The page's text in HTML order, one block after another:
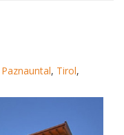
Paznauntal, Tirol,